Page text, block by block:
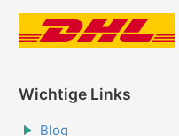
Wichtige Links
Blog